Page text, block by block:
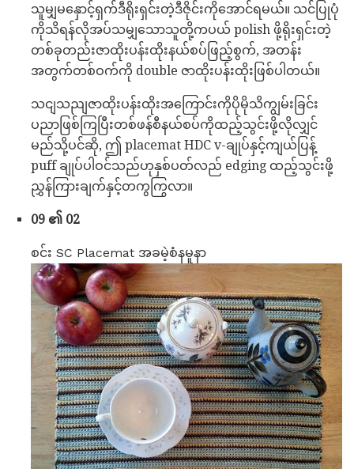
သူမျှမနှောင့်ရှက်ဒီရိုးရှင်းတဲ့ဒီဇိုင်းကိုအောင်ရမယ်။ သင်ပြုပုံ
ကိုသိရန်လိုအပ်သမျှသောသူတို့ကပယ် polish ဖို့ရိုးရှင်းတဲ့
တစ်ခုတည်းဇာထိုးပန်းထိုးနယ်စပ်ဖြည့်စွက်, အတန်း
အတွက်တစ်ဝက်ကို double ဇာထိုးပန်းထိုးဖြစ်ပါတယ်။
သငျသညျဇာထိုးပန်းထိုးအကြောင်းကိုပိုမိုသိကျွမ်းခြင်း
ပညာဖြစ်ကြပြီးတစ်ဖန်စီနယ်စပ်ကိုထည့်သွင်းဖို့လိုလျှင်
မည်သို့ပင်ဆို, ဤ placemat HDC v-ချုပ်နှင့်ကျယ်ပြန့်
puff ချုပ်ပါဝင်သည်ဟုနှစ်ပတ်လည် edging ထည့်သွင်းဖို့
ညွှန်ကြားချက်နှင့်တကွကြွလာ။
09 ၏ 02
စင်း SC Placemat အခမဲ့စံနမူနာ